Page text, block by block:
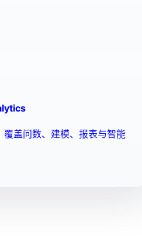
覆盖问数、建模、报表与智能